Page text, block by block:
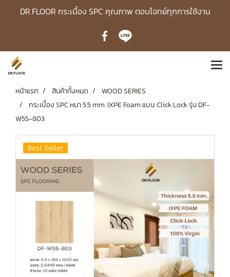
DR.FLOOR กระเบื้อง SPC คุณภาพ ตอบโจทย์ทุกการใช้งาน
หน้าแรก สินค้าทั้งหมด
WOOD SERIES
กระเบื้อง SPC หนา 5.5 mm. ​IXPE Foam แบบ Click Lock รุ่น DF-
W55-803
Best Seller